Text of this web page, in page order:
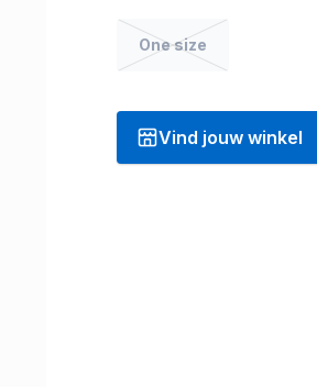
One size
Vind jouw winkel